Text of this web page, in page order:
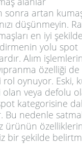
sonra artan
düşünmeyin.
en iyi
yolu spot
Alım
özelliği de
rol oynuyor. Eski,
veya defolu
kategorisine
Bu nedenle
ürünün
bir şekilde